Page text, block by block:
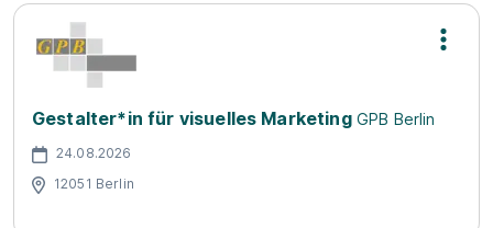
Gestalter*in für visuelles Marketing GPB Berlin
24.08.2026
12051 Berlin